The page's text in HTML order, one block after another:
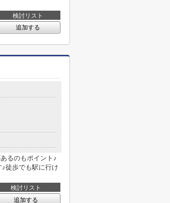
検討リスト
追加する
るのもポイント♪
徒歩でも駅に行け
検討リスト
追加する